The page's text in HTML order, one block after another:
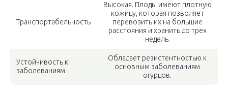
Транспортабельность
Высокая. Плоды имеют плотную
кожицу, которая позволяет
перевозить их на большие
расстояния и хранить до трех
недель.
Устойчивость к
заболеваниям
Обладает резистентностью к
основным заболеваниям
огурцов.